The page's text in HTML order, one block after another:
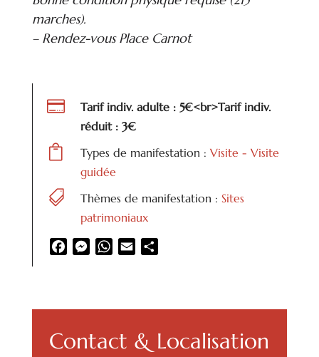
marches).
– Rendez-vous Place Carnot

Tarif indiv. adulte : 5€<br>Tarif indiv.
réduit : 3€
 Types de manifestation : Visite - Visite
guidée
 Thèmes de manifestation : Sites
patrimoniaux
FacebookMessenger
WhatsApp
Email
Contact & Localisation